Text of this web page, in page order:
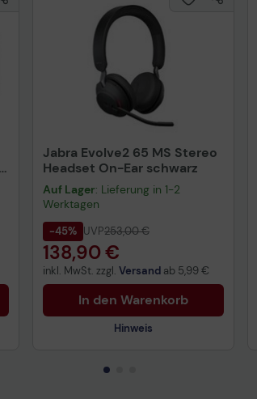
Jabra Evolve2 65 MS Stereo
Headset On-Ear schwarz
Auf Lager: Lieferung in 1-2
Werktagen
-45% UVP253,00 €
138,90 €
inkl. MwSt. zzgl. Versand ab 5,99 €
In den Warenkorb
Hinweis